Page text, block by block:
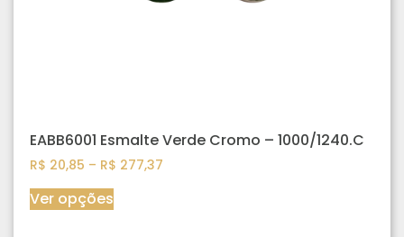
EABB6001 Esmalte Verde Cromo – 1000/1240.C
R$ 20,85 – R$ 277,37
Ver opções